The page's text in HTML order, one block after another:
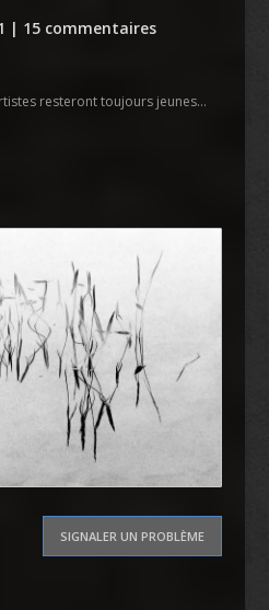
| 15 commentaires
resteront toujours jeunes…
SIGNALER UN PROBLÈME